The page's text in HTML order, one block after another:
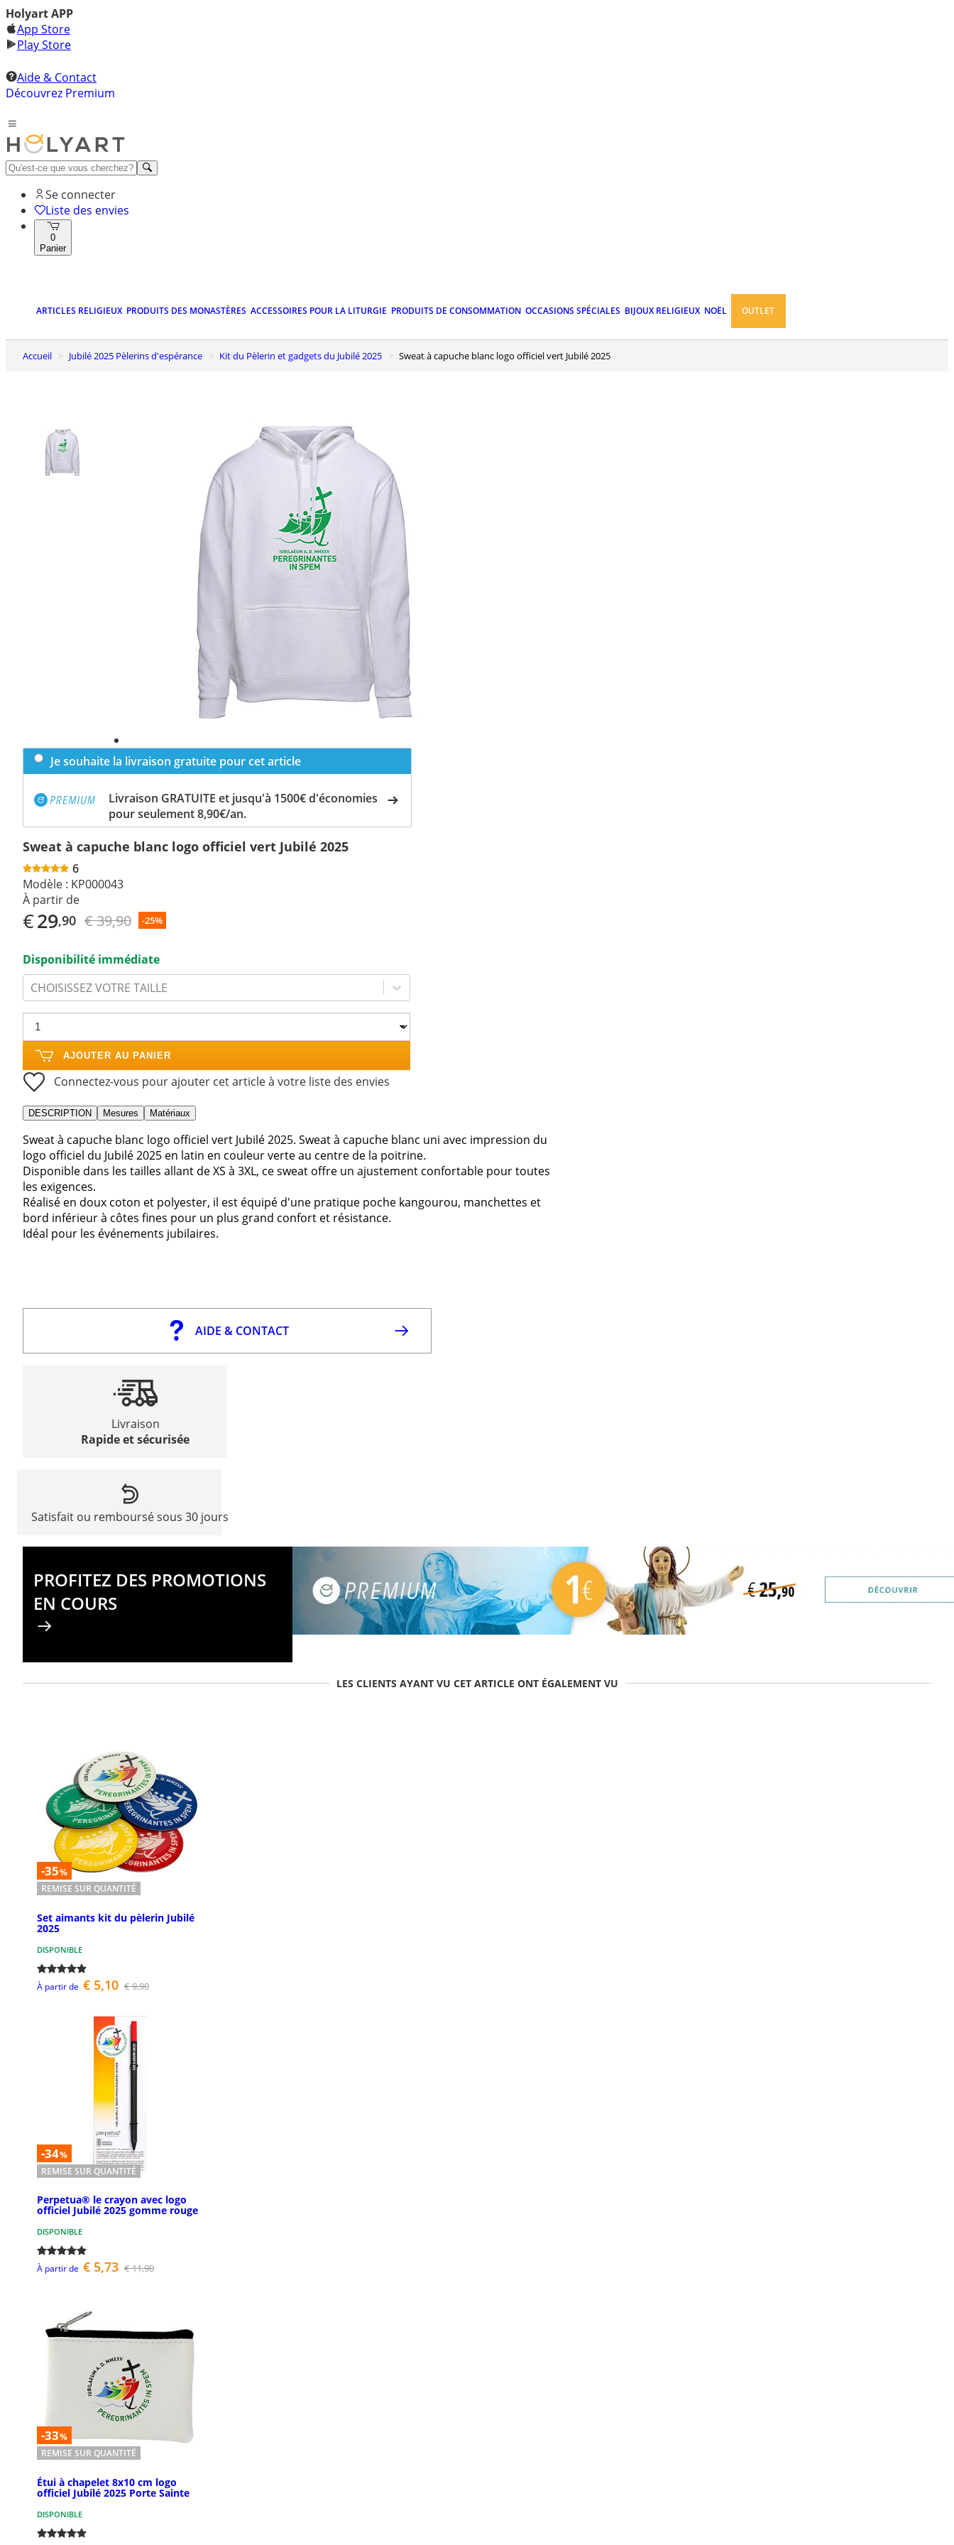
Holyart APP
App Store
Play Store
Aide & Contact
Découvrez Premium
Se connecter
Liste des envies
0
Panier
ARTICLES RELIGIEUX PRODUITS DES MONASTÈRES ACCESSOIRES POUR LA LITURGIE PRODUITS DE CONSOMMATION OCCASIONS SPÉCIALES BIJOUX RELIGIEUX NOËL OUTLET
Accueil Jubilé 2025 Pèlerins d'espérance Kit du Pèlerin et gadgets du Jubilé 2025 Sweat à capuche blanc logo officiel vert Jubilé 2025
Je souhaite la livraison gratuite pour cet article
Livraison GRATUITE et jusqu'à 1500€ d'économies
pour seulement 8,90€/an.
Sweat à capuche blanc logo officiel vert Jubilé 2025
6
Modèle : KP000043
À partir de
€29,90 € 39,90 -25%
Disponibilité immédiate
CHOISISSEZ VOTRE TAILLE
AJOUTER AU PANIER
Connectez-vous pour ajouter cet article à votre liste des envies
DESCRIPTION Mesures Matériaux
Sweat à capuche blanc logo officiel vert Jubilé 2025. Sweat à capuche blanc uni avec impression du
logo officiel du Jubilé 2025 en latin en couleur verte au centre de la poitrine.
Disponible dans les tailles allant de XS à 3XL, ce sweat offre un ajustement confortable pour toutes
les exigences.
Réalisé en doux coton et polyester, il est équipé d'une pratique poche kangourou, manchettes et
bord inférieur à côtes fines pour un plus grand confort et résistance.
Idéal pour les événements jubilaires.
AIDE & CONTACT
Livraison
Rapide et sécurisée
Satisfait ou remboursé sous 30 jours
PROFITEZ DES PROMOTIONS
EN COURS
LES CLIENTS AYANT VU CET ARTICLE ONT ÉGALEMENT VU
-35%
REMISE SUR QUANTITÉ
Set aimants kit du pèlerin Jubilé
2025
DISPONIBLE
À partir de € 5,10 € 9,90
-34%
REMISE SUR QUANTITÉ
Perpetua® le crayon avec logo
officiel Jubilé 2025 gomme rouge
DISPONIBLE
À partir de € 5,73 € 11,90
-33%
REMISE SUR QUANTITÉ
Étui à chapelet 8x10 cm logo
officiel Jubilé 2025 Porte Sainte
DISPONIBLE